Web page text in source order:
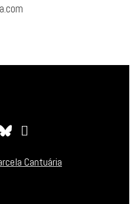
Cantuária